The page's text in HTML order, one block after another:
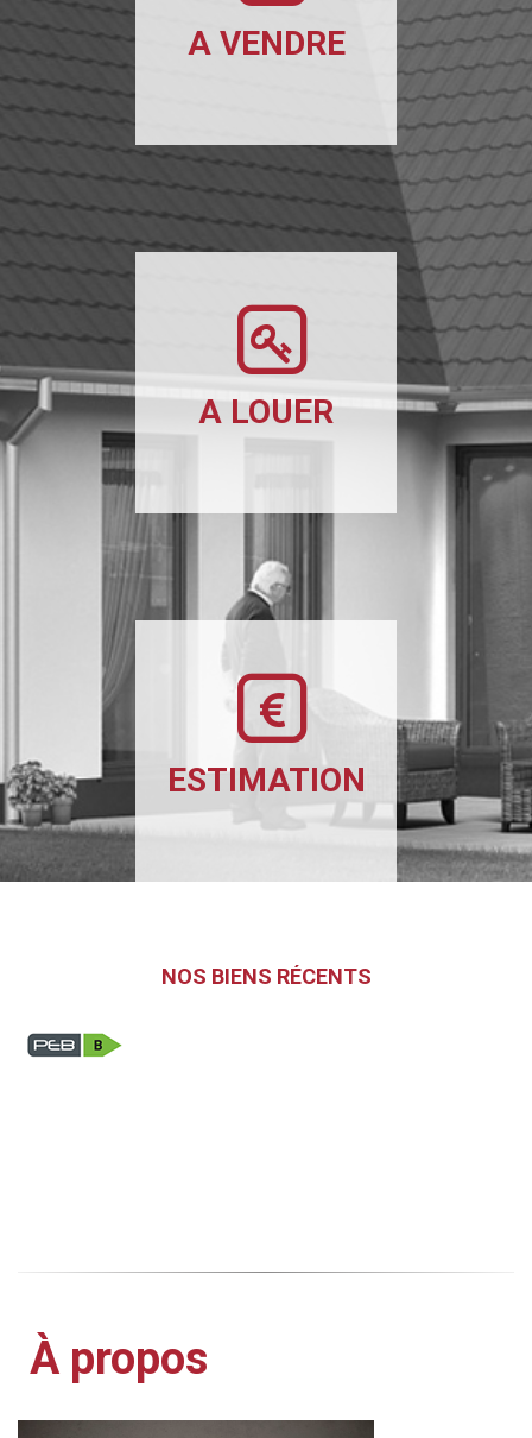
A VENDRE
A LOUER
ESTIMATION
NOS BIENS RÉCENTS
À propos